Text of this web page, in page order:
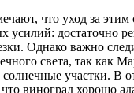
что уход за этим
усилий: достаточно
Однако важно
света, так как
солнечные участки. В
виноград хорошо